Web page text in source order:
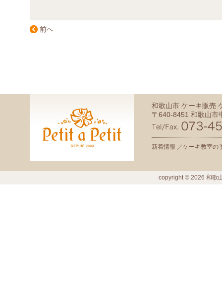
前へ
和歌山市 ケーキ販売
〒640-8451 和歌山市
新着情報 ／ケーキ教室の
copyright © 2026 和歌